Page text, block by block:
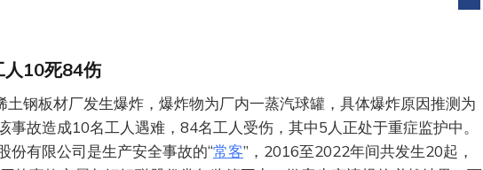
人10死84伤
土钢板材厂发生爆炸，爆炸物为厂内一蒸汽球罐，具体爆炸原因推测为
事故造成10名工人遇难，84名工人受伤，其中5人正处于重症监护中。
份有限公司是生产安全事故的“常客”，2016至2022年间共发生20起，